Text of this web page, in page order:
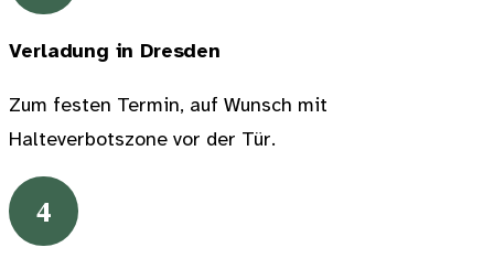
Verladung in Dresden
Zum festen Termin, auf Wunsch mit
Halteverbotszone vor der Tür.
4